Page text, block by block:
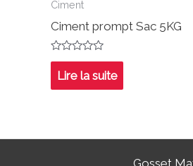
Ciment
Ciment prompt Sac 5KG
Note
sur
5
Lire la suite